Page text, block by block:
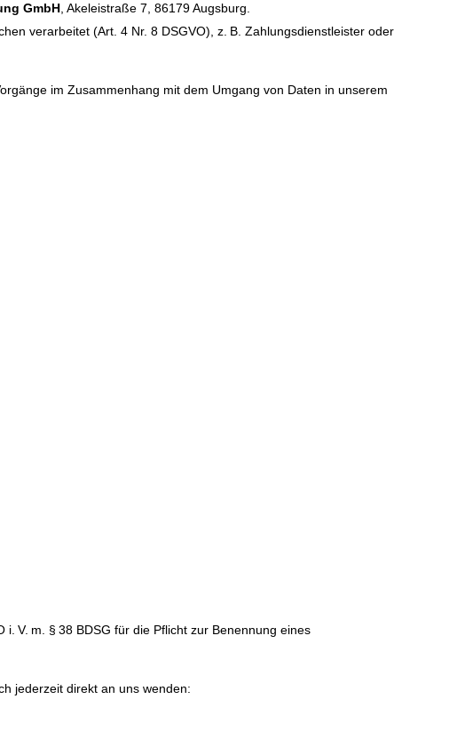
GmbH, Akeleistraße 7, 86179 Augsburg.
verarbeitet (Art. 4 Nr. 8 DSGVO), z. B. Zahlungsdienstleister oder
im Zusammenhang mit dem Umgang von Daten in unserem
V. m. § 38 BDSG für die Pflicht zur Benennung eines
jederzeit direkt an uns wenden: